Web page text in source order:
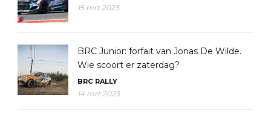
15 mrt 2023
BRC Junior: forfait van Jonas De Wilde.
Wie scoort er zaterdag?
BRC RALLY
14 mrt 2023